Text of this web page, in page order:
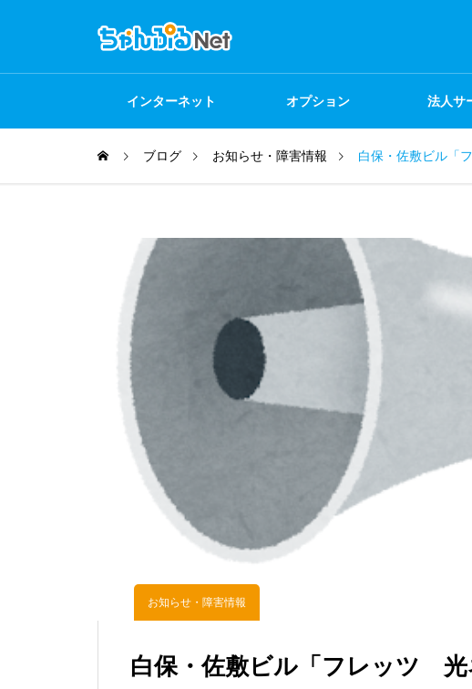
インターネット オプション 法人サ
ブログ お知らせ・障害情報 白保・佐敷ビル「
お知らせ・障害情報
白保・佐敷ビル「フレッツ